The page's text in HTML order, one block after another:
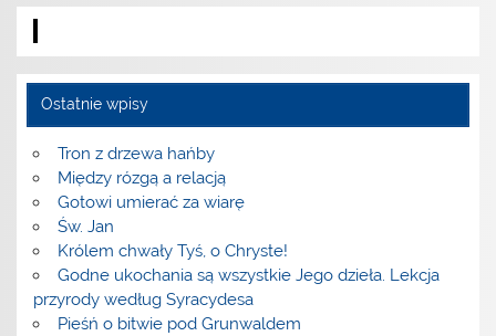
Ostatnie wpisy
Tron z drzewa hańby
Między rózgą a relacją
Gotowi umierać za wiarę
Św. Jan
Królem chwały Tyś, o Chryste!
Godne ukochania są wszystkie Jego dzieła. Lekcja
przyrody według Syracydesa
Pieśń o bitwie pod Grunwaldem